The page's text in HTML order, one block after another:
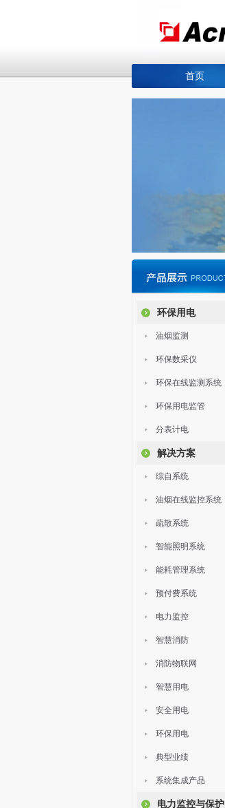
首页
环保用电
油烟监测
环保数采仪
环保在线监测系统
环保用电监管
分表计电
解决方案
综自系统
油烟在线监控系统
疏散系统
智能照明系统
能耗管理系统
预付费系统
电力监控
智慧消防
消防物联网
智慧用电
安全用电
环保用电
典型业绩
系统集成产品
电力监控与保护